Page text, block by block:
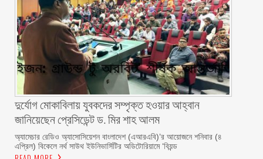
দুর্যোগ মোকাবিলায় যুবকদের সম্পৃক্ত হওয়ার আহ্বান
জানিয়েছেন প্রেসিডেন্ট ড. মির শাহ আলম ‎ ‎
অ্যামেচার রেডিও অ্যাসোসিয়েশন বাংলাদেশ (এআরএবি)’র আয়োজনে শনিবার (৪
এপ্রিল) বিকেলে নর্থ সাউথ ইউনিভার্সিটির অডিটোরিয়ামে ‘বিয়ন্ড